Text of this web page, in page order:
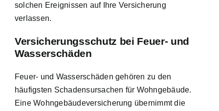
solchen Ereignissen auf Ihre Versicherung
verlassen.
Versicherungsschutz bei Feuer- und
Wasserschäden
Feuer- und Wasserschäden gehören zu den
häufigsten Schadensursachen für Wohngebäude.
Eine Wohngebäudeversicherung übernimmt die